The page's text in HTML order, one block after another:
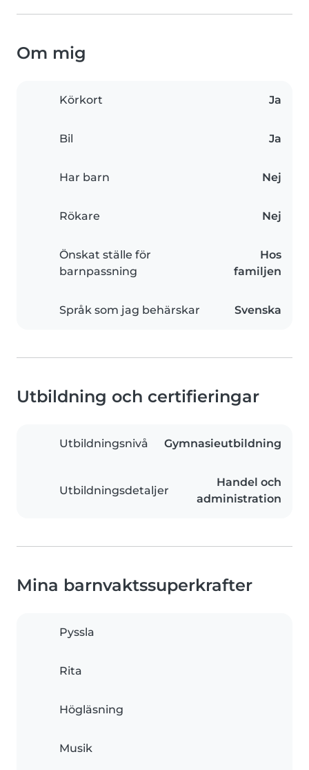
Om mig
Körkort Ja
Bil Ja
Har barn Nej
Rökare Nej
Önskat ställe för
barnpassning
Hos
familjen
Språk som jag behärskar Svenska
Utbildning och certifieringar
Utbildningsnivå Gymnasieutbildning
Utbildningsdetaljer
Handel och
administration
Mina barnvaktssuperkrafter
Pyssla
Rita
Högläsning
Musik